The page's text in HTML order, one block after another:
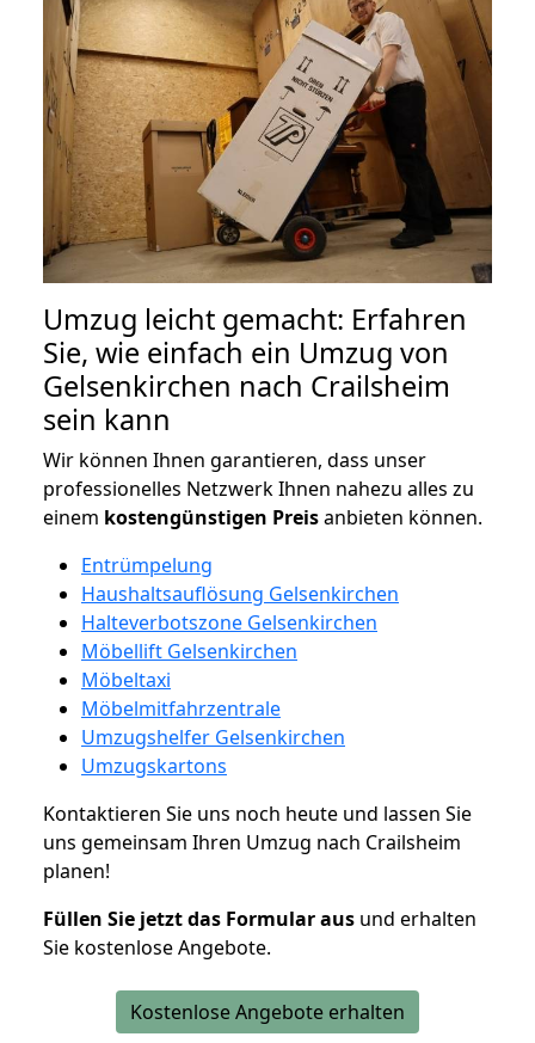
Umzug leicht gemacht: Erfahren
Sie, wie einfach ein Umzug von
Gelsenkirchen nach Crailsheim
sein kann
Wir können Ihnen garantieren, dass unser
professionelles Netzwerk Ihnen nahezu alles zu
einem kostengünstigen Preisanbieten können.
Entrümpelung
Haushaltsauflösung Gelsenkirchen
Halteverbotszone Gelsenkirchen
Möbellift Gelsenkirchen
Möbeltaxi
Möbelmitfahrzentrale
Umzugshelfer Gelsenkirchen
Umzugskartons
Kontaktieren Sie uns noch heute und lassen Sie
uns gemeinsam Ihren Umzug nach Crailsheim
planen!
Füllen Sie jetzt das Formular aus und erhalten
Sie kostenlose Angebote.
Kostenlose Angebote erhalten